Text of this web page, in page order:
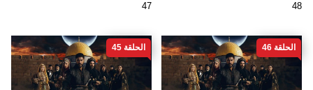
48
47
الحلقة 46 الحلقة 45